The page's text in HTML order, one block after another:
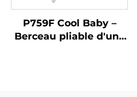
P759F Cool Baby –
Berceau pliable d'une